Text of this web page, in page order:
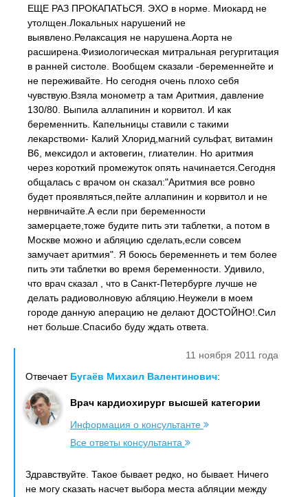
ЕЩЕ РАЗ ПРОКАПАТЬСЯ. ЭХО в норме. Миокард не
утолщен.Локальных нарушений не
выявлено.Релаксация не нарушена.Аорта не
расширена.Физиологическая митральная регургитация
в ранней систоле. Вообщем сказали -беременнейте и
не переживайте. Но сегодня очень плохо себя
чувствую.Взяла монометр а там Аритмия, давление
130/80. Выпила аллапинин и корвитол. И как
беременнить. Капельницы ставили с такими
лекарствоми- Калий Хлорид,магний сульфат, витамин
В6, мексидол и актовегин, глиателин. Но аритмия
через короткий промежуток опять начинается.Сегодня
общалась с врачом он сказал:"Аритмия все ровно
будет проявляться,пейте аллапинин и корвитол и не
нервничайте.А если при беременности
замерцаете,тоже будите пить эти таблетки, а потом в
Москве можно и абляцию сделать,если совсем
замучает аритмия". Я боюсь беременнеть и тем более
пить эти таблетки во время беременности. Удивило,
что врач сказал , что в Санкт-Петербурге лучше не
делать радиоволновую абляцию.Неужели в моем
городе данную аперацию не делают ДОСТОЙНО!.Сил
нет больше.Спасибо буду ждать ответа.
11 ноября 2011 года
Отвечает Бугаёв Михаил Валентинович:
Врач кардиохирург высшей категории
Информация о консультанте
Все ответы консультанта
Здравствуйте. Такое бывает редко, но бывает. Ничего
не могу сказать насчет выбора места абляции между